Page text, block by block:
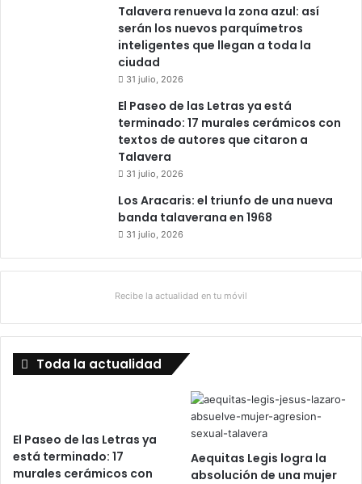
Talavera renueva la zona azul: así
serán los nuevos parquímetros
inteligentes que llegan a toda la
ciudad
31 julio, 2026
El Paseo de las Letras ya está
terminado: 17 murales cerámicos con
textos de autores que citaron a
Talavera
31 julio, 2026
Los Aracaris: el triunfo de una nueva
banda talaverana en 1968
31 julio, 2026
Recibe la actualidad en tu móvil
Toda la actualidad
El Paseo de las Letras ya
está terminado: 17
murales cerámicos con
Aequitas Legis logra la
absolución de una mujer